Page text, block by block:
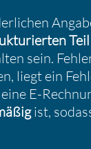
Teil
sein.
liegt ein
E-
ist,